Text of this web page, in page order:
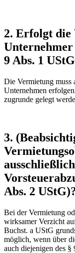
2. Erfolgt die
Unternehmer
9 Abs. 1
Die Vermietung muss
Unternehmen
zugrunde gelegt
3.
Abs. 2
Bei der Vermietung
wirksamer Verzicht
Buchst. a UStG
möglich, wenn über
auch diejenigen des